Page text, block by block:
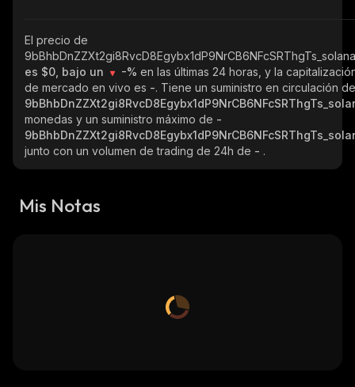
El precio de
9bBhbDnZZXt2gi8RvcD8Egybx1dP9NrCB6NFcSRThgTs_solana
es $0, bajo un
-% en las últimas 24 horas, y la
de mercado en vivo es -. Tiene un suministro en circulación
monedas y un suministro máximo de -
junto con un volumen de trading de 24h de - .
Mis Notas